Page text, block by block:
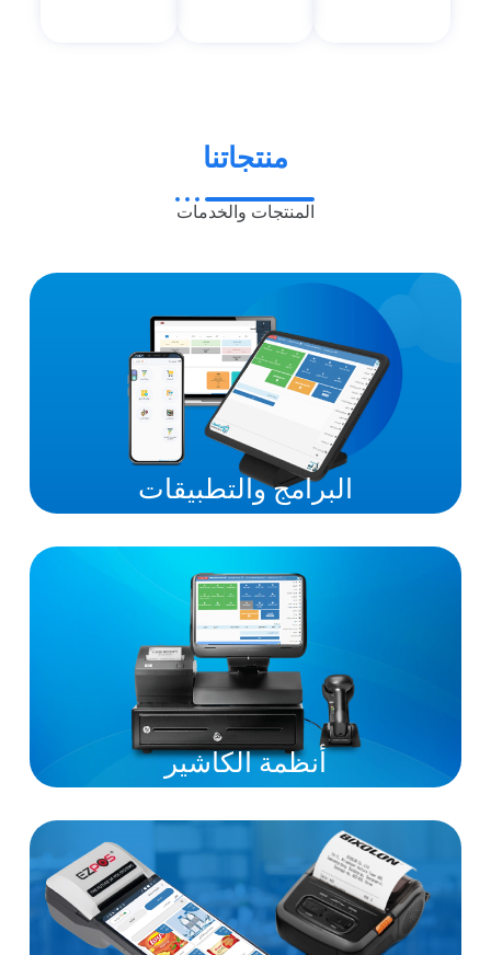
منتجاتنا
المنتجات والخدمات
البرامج والتطبيقات
أنظمة الكاشير